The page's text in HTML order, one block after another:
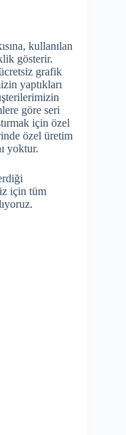
kullanılan
gösterir.
ücretsiz grafik
yaptıkları
göre seri
için özel
özel üretim
yoktur.
için tüm